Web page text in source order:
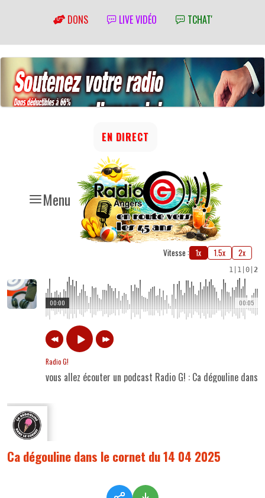
DONS LIVE VIDÉO TCHAT'
Menu
EN DIRECT
Vitesse : 1x 1.5x 2x
1 1 0 2
00:05
00:00
Radio G!
vous allez écouter un podcast Radio G! : Ca dégouline
Ca dégouline dans le cornet du 14 04 2025